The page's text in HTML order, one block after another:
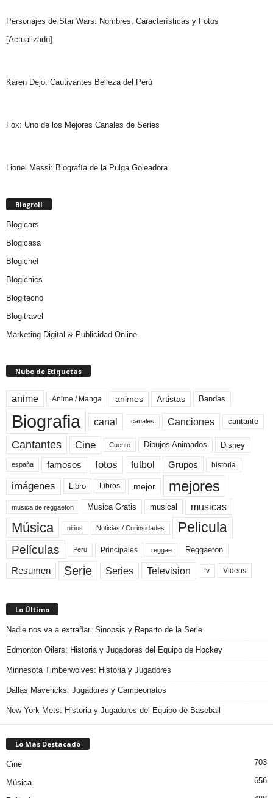
Personajes de Star Wars: Nombres, Características y Fotos
[Actualizado]
Karen Dejo: Cautivantes Belleza del Perú
Fox: Uno de los Mejores Canales de Series
Lionel Messi: Biografía de la Pulga Goleadora
Blogroll
Blogicars
Blogicasa
Blogichef
Blogichics
Blogitecno
Blogitravel
Marketing Digital & Publicidad Online
Nube de Etiquetas
anime Anime / Manga animes Artistas Bandas
Biografia canal canales Canciones cantante
Cantantes Cine Cuento Dibujos Animados Disney
españa famosos fotos futbol Grupos historia
imágenes Libro Libros mejor mejores
musica de reggaeton Musica Gratis musical musicas
Música niños Noticias / Curiosidades Pelicula
Películas Peru Principales reggae Reggaeton
Resumen Serie Series Television tv Videos
Lo Último
Nadie nos va a extrañar: Sinopsis y Reparto de la Serie
Edmonton Oilers: Historia y Jugadores del Equipo de Hockey
Minnesota Timberwolves: Historia y Jugadores
Dallas Mavericks: Jugadores y Campeonatos
New York Mets: Historia y Jugadores del Equipo de Baseball
Lo Más Destacado
Cine 703
Música 656